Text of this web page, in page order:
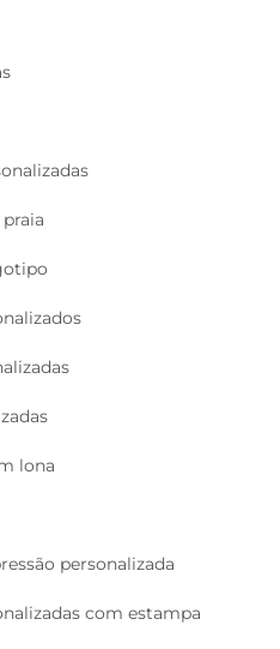
lona
personalizada
com estampa